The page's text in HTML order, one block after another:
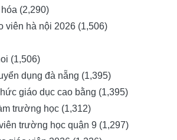
của Kế toán kho
kho có phần khác biệt so với các vị
kế toán. Để bạn tránh nhầm lẫn và
note8.vnđã tổng hợp bản mô tả công
(2,290)
viên hà nội 2026 (1,506)
(1,506)
dụng đà nẵng (1,395)
giáo dục cao bằng (1,395)
trường học (1,312)
trường học quận 9 (1,297)